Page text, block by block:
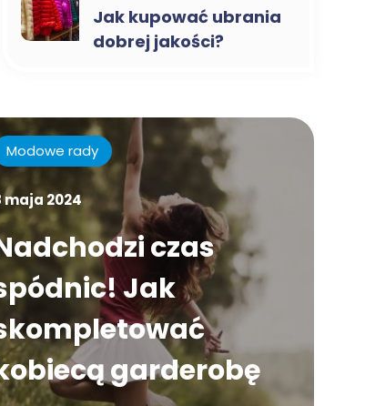
Jak kupować ubrania
dobrej jakości?
Modowe rady
maja 2024
czas
Jak
garderobę